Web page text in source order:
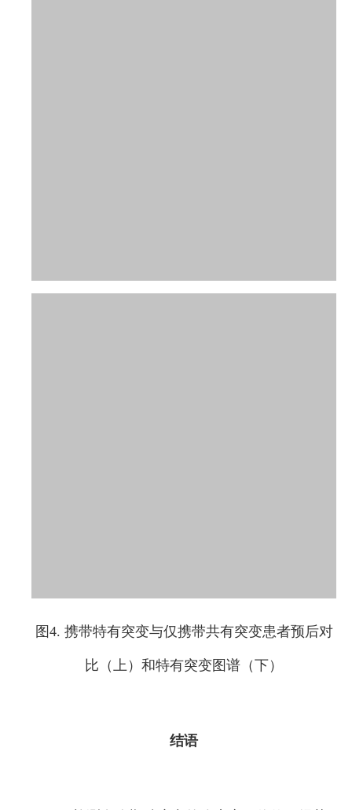
图4. 携带特有突变与仅携带共有突变患者预后对
比（上）和特有突变图谱（下）
结语